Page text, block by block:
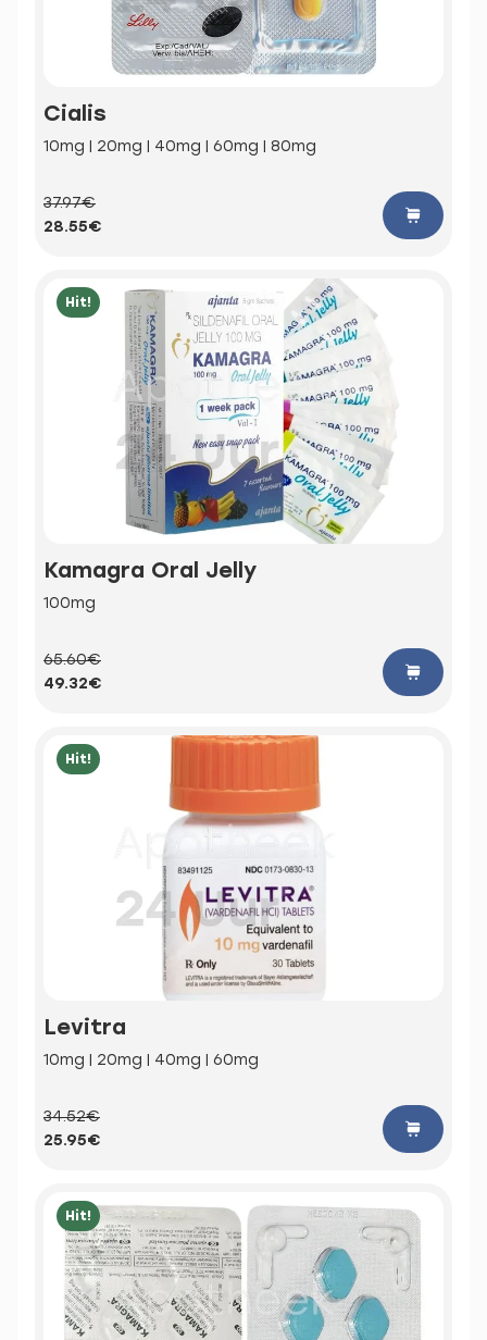
Cialis
10mg | 20mg | 40mg | 60mg | 80mg
37.97€
28.55€
Hit!
Kamagra Oral Jelly
100mg
65.60€
49.32€
Hit!
Levitra
10mg | 20mg | 40mg | 60mg
34.52€
25.95€
Hit!